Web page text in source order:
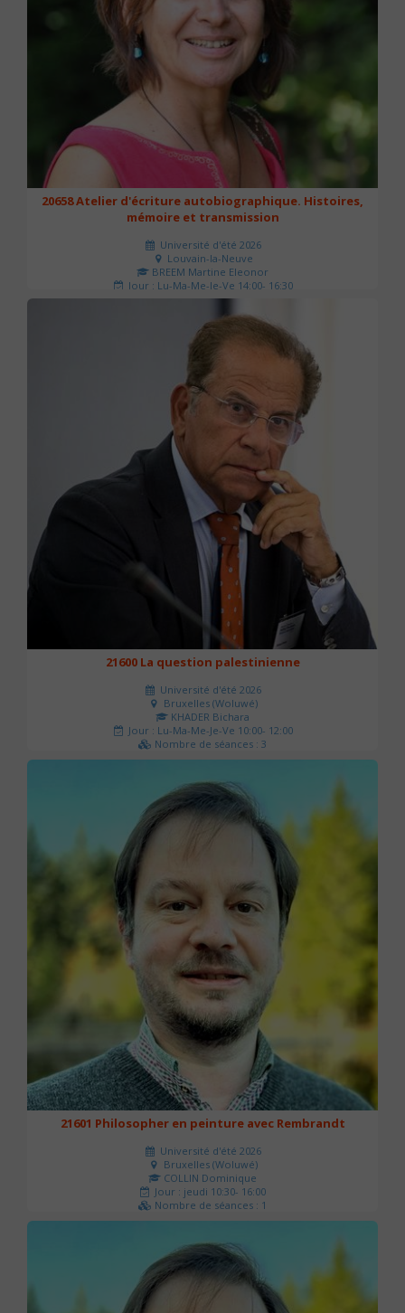
20658 Atelier d'écriture autobiographique. Histoires,
mémoire et transmission
Université d'été 2026
Louvain-la-Neuve
BREEM Martine Eleonor
Jour : Lu-Ma-Me-Je-Ve 14:00- 16:30
Nombre de séances : 3
21600 La question palestinienne
Université d'été 2026
Bruxelles (Woluwé)
KHADER Bichara
Jour : Lu-Ma-Me-Je-Ve 10:00- 12:00
Nombre de séances : 3
63 €
21601 Philosopher en peinture avec Rembrandt
Université d'été 2026
Bruxelles (Woluwé)
COLLIN Dominique
Jour : jeudi 10:30- 16:00
Nombre de séances : 1
40 €